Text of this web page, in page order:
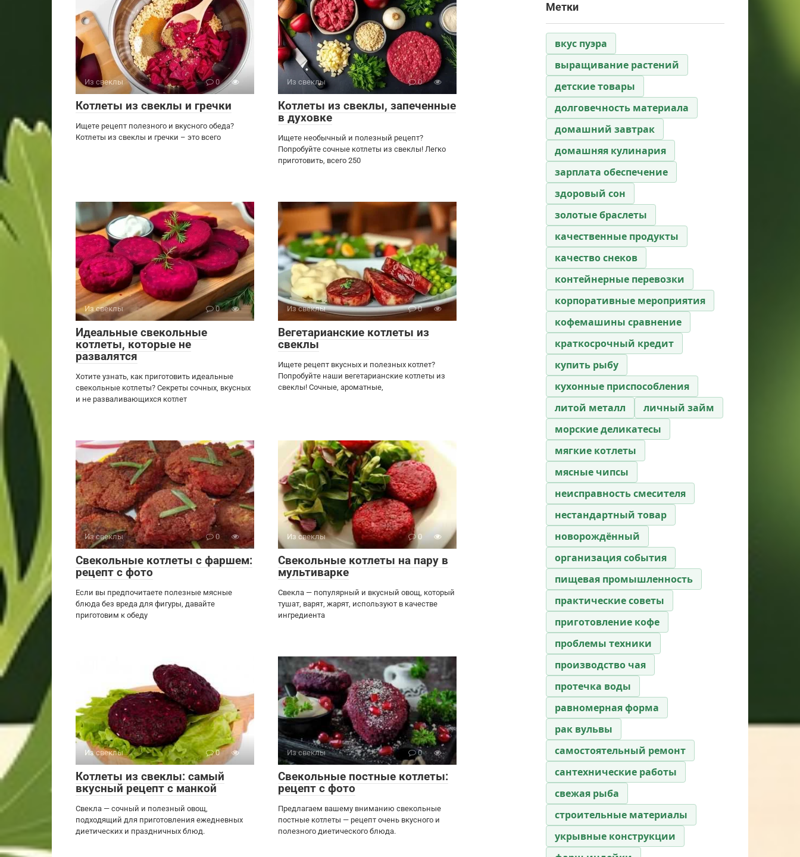
Из свеклы 0
Котлеты из свеклы и гречки
Ищете рецепт полезного и вкусного обеда?
Котлеты из свеклы и гречки – это всего
Из свеклы 0
Котлеты из свеклы, запеченные
в духовке
Ищете необычный и полезный рецепт?
Попробуйте сочные котлеты из свеклы! Легко
приготовить, всего 250
Из свеклы 0
Идеальные свекольные
котлеты, которые не
развалятся
Хотите узнать, как приготовить идеальные
свекольные котлеты? Секреты сочных, вкусных
и не разваливающихся котлет
Из свеклы 0
Вегетарианские котлеты из
свеклы
Ищете рецепт вкусных и полезных котлет?
Попробуйте наши вегетарианские котлеты из
свеклы! Сочные, ароматные,
Из свеклы 0
Свекольные котлеты с фаршем:
рецепт с фото
Если вы предпочитаете полезные мясные
блюда без вреда для фигуры, давайте
приготовим к обеду
Из свеклы 0
Свекольные котлеты на пару в
мультиварке
Свекла — популярный и вкусный овощ, который
тушат, варят, жарят, используют в качестве
ингредиента
Из свеклы 0
Котлеты из свеклы: самый
вкусный рецепт с манкой
Свекла — сочный и полезный овощ,
подходящий для приготовления ежедневных
диетических и праздничных блюд.
Из свеклы 0
Свекольные постные котлеты:
рецепт с фото
Предлагаем вашему вниманию свекольные
постные котлеты — рецепт очень вкусного и
полезного диетического блюда.
Метки
вкус пуэра
выращивание растений
детские товары
долговечность материала
домашний завтрак
домашняя кулинария
зарплата обеспечение
здоровый сон
золотые браслеты
качественные продукты
качество снеков
контейнерные перевозки
корпоративные мероприятия
кофемашины сравнение
краткосрочный кредит
купить рыбу
кухонные приспособления
литой металл
личный займ
морские деликатесы
мягкие котлеты
мясные чипсы
неисправность смесителя
нестандартный товар
новорождённый
организация события
пищевая промышленность
практические советы
приготовление кофе
проблемы техники
производство чая
протечка воды
равномерная форма
рак вульвы
самостоятельный ремонт
сантехнические работы
свежая рыба
строительные материалы
укрывные конструкции